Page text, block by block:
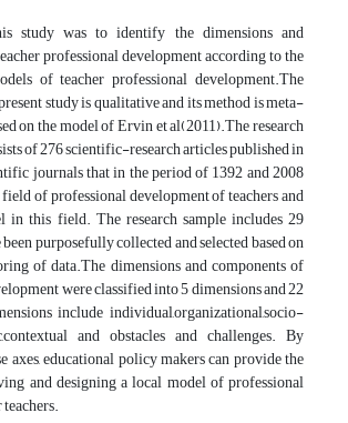
study was to identify the dimensions and
professional development according to the
of teacher professional development.The
study is qualitative and its method is meta-
on the model of Ervin et al(2011).The research
of 276 scientific-research articles published in
journals that in the period of 1392 and 2008
of professional development of teachers and
in this field. The research sample includes29
purposefully collected and selected based on
of data.The dimensions and components of
were classified into 5 dimensions and 22
include individual,organizational,socio-
and obstacles and challenges. By
axes, educational policy makers can provide the
and designing a local model of professional
.